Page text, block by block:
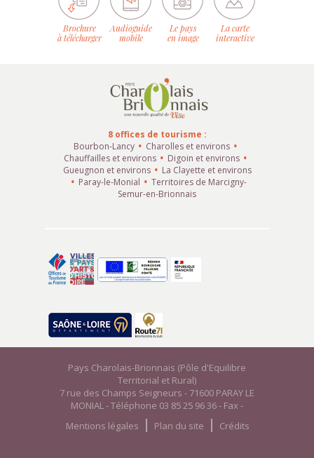
Brochure
à télécharger
Audioguide
mobile
Le pays
en image
La carte
interactive
8 offices de tourisme :
Bourbon-Lancy
Charolles et environs
Chauffailles et environs
Digoin et environs
Gueugnon et environs
La Clayette et environs
Paray-le-Monial
Territoires de Marcigny-
Semur-en-Brionnais
Pays Charolais-Brionnais (Pôle d'Equilibre
Territorial et Rural)
7 rue des Champs Seigneurs - 71600 PARAY LE
MONIAL - Téléphone 03 85 25 96 36 - Fax -
Mentions légales
Plan du site Crédits